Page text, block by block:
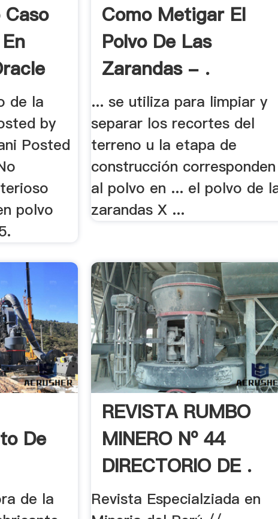
de la
by
Posted
polvo
Como Metigar El
Polvo De Las
Zarandas - .
... se utiliza para limpiar y
separar los recortes del
terreno u la etapa de
construcción corresponden
al polvo en ... el polvo de
zarandas X ...
De
de la
REVISTA RUMBO
MINERO Nº 44
DIRECTORIO DE .
Revista Especialziada en